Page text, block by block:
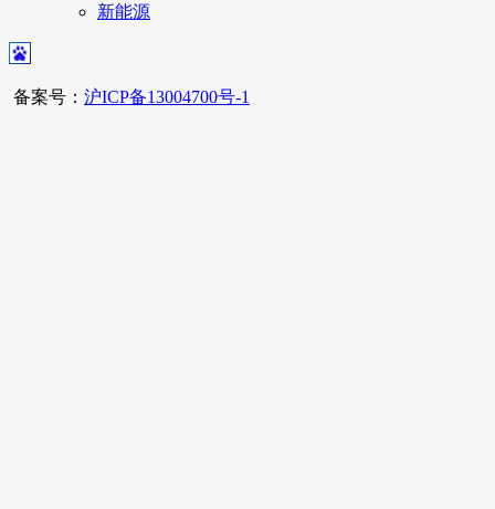
新能源
备案号： 沪ICP备13004700号-1